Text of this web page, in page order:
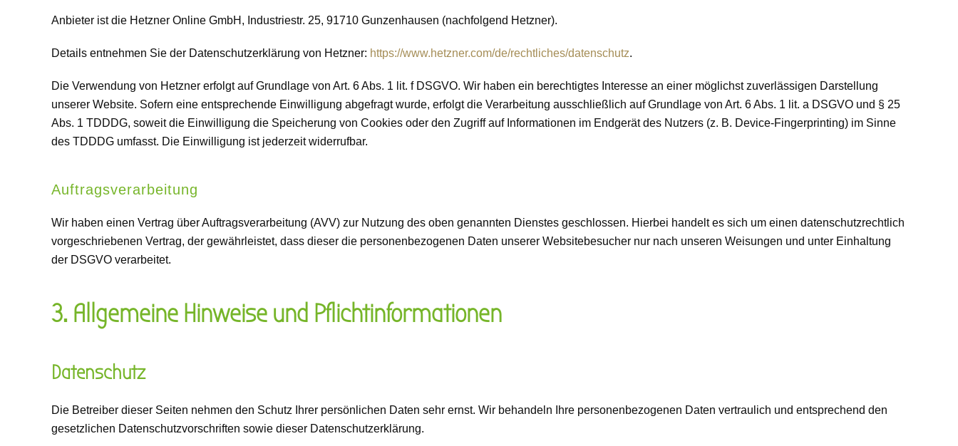
Anbieter ist die Hetzner Online GmbH, Industriestr. 25, 91710 Gunzenhausen (nachfolgend Hetzner).
Details entnehmen Sie der Datenschutzerklärung von Hetzner: https://www.hetzner.com/de/rechtliches/­datenschutz.
Die Verwendung von Hetzner erfolgt auf Grundlage von Art. 6 Abs. 1 lit. f DSGVO. Wir haben ein berechtigtes Interesse an einer möglichst zuverlässigen Darstellung
unserer Website. Sofern eine entsprechende Einwilligung abgefragt wurde, erfolgt die Verarbeitung ausschließlich auf Grundlage von Art. 6 Abs. 1 lit. a DSGVO und § 25
Abs. 1 TDDDG, soweit die Einwilligung die Speicherung von Cookies oder den Zugriff auf Informationen im Endgerät des Nutzers (z. B. Device-Fingerprinting) im Sinne
des TDDDG umfasst. Die Einwilligung ist jederzeit widerrufbar.
Auftragsverarbeitung
Wir haben einen Vertrag über Auftragsverarbeitung (AVV) zur Nutzung des oben genannten Dienstes geschlossen. Hierbei handelt es sich um einen datenschutzrechtlich
vorgeschriebenen Vertrag, der gewährleistet, dass dieser die personenbezogenen Daten unserer Websitebesucher nur nach unseren Weisungen und unter Einhaltung
der DSGVO verarbeitet.
3. Allgemeine Hinweise und Pflicht­informationen
Datenschutz
Die Betreiber dieser Seiten nehmen den Schutz Ihrer persönlichen Daten sehr ernst. Wir behandeln Ihre personenbezogenen Daten vertraulich und entsprechend den
gesetzlichen Datenschutzvorschriften sowie dieser Datenschutzerklärung.